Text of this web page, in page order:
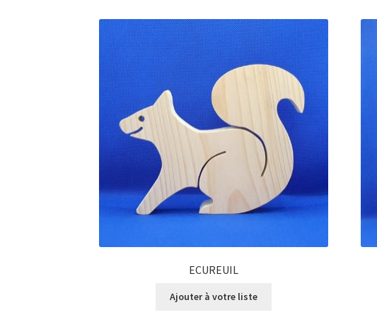
ECUREUIL
Ajouter à votre liste